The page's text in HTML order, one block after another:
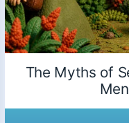
The Myths of